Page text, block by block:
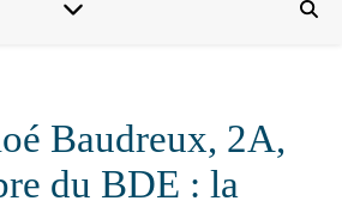
Baudreux, 2A,
du BDE : la